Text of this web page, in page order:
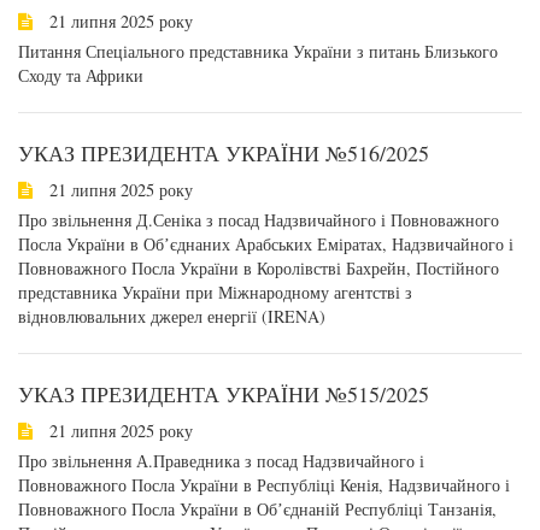
21 липня 2025 року
Питання Спеціального представника України з питань Близького
Сходу та Африки
УКАЗ ПРЕЗИДЕНТА УКРАЇНИ №516/2025
21 липня 2025 року
Про звільнення Д.Сеніка з посад Надзвичайного і Повноважного
Посла України в Обʼєднаних Арабських Еміратах, Надзвичайного і
Повноважного Посла України в Королівстві Бахрейн, Постійного
представника України при Міжнародному агентстві з
відновлювальних джерел енергії (IRENA)
УКАЗ ПРЕЗИДЕНТА УКРАЇНИ №515/2025
21 липня 2025 року
Про звільнення А.Праведника з посад Надзвичайного і
Повноважного Посла України в Республіці Кенія, Надзвичайного і
Повноважного Посла України в Обʼєднаній Республіці Танзанія,